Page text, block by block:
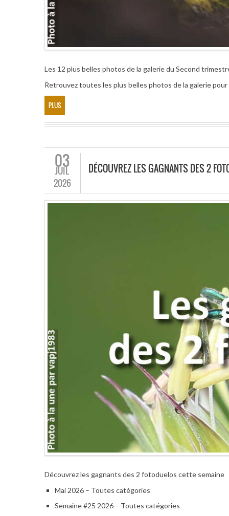
Les 12 plus belles photos de la galerie du Second
Retrouvez toutes les plus belles photos de la galerie
PLUS
03
JUIL
2026
DÉCOUVREZ LES GAGNANTS DES 2
Découvrez les gagnants des 2 fotoduelos cette semaine
Mai 2026 – Toutes catégories
Semaine #25 2026 – Toutes catégories